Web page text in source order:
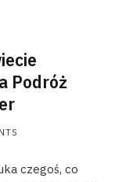
Podróż
czegoś, co